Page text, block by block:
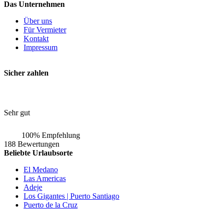
Das Unternehmen
Über uns
Für Vermieter
Kontakt
Impressum
Sicher zahlen
Sehr gut
100% Empfehlung
188 Bewertungen
Beliebte Urlaubsorte
El Medano
Las Americas
Adeje
Los Gigantes | Puerto Santiago
Puerto de la Cruz